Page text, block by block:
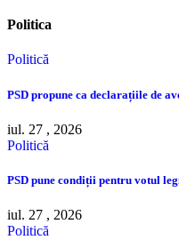
Politica
Politică
PSD propune ca declarațiile de
iul. 27 , 2026
Politică
PSD pune condiții pentru votul
iul. 27 , 2026
Politică